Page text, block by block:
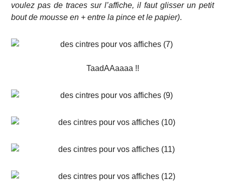
voulez pas de traces sur l’affiche, il faut glisser un petit
bout de mousse en + entre la pince et le papier).
TaadAAaaaa !!